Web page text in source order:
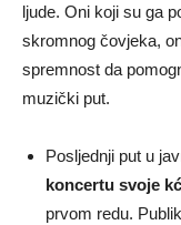
ljude. Oni koji su ga
skromnog čovjeka,
spremnost da
muzički put.
Posljednji put u
koncertu svoje
prvom redu.